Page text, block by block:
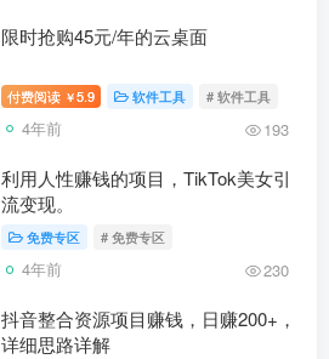
限时抢购45元/年的云桌面
付费阅读 ￥5.9 软件工具 # 软件工具
4年前 193
利用人性赚钱的项目，TikTok美女引
流变现。
免费专区 # 免费专区
4年前 230
抖音整合资源项目赚钱，日赚200+，
详细思路详解